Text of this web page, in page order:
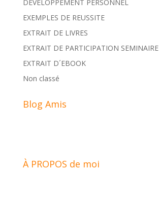
DEVELOPPEMENT PERSONNEL
EXEMPLES DE REUSSITE
EXTRAIT DE LIVRES
EXTRAIT DE PARTICIPATION SEMINAIRE
EXTRAIT D´EBOOK
Non classé
Blog Amis
À PROPOS de moi